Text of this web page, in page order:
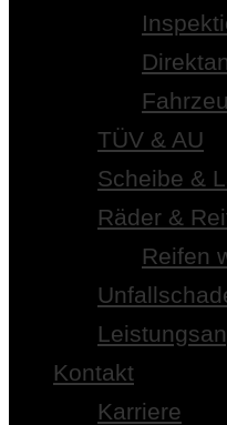
TÜV & AU
Scheibe &
Räder &
Reifen
Kontakt
Karriere